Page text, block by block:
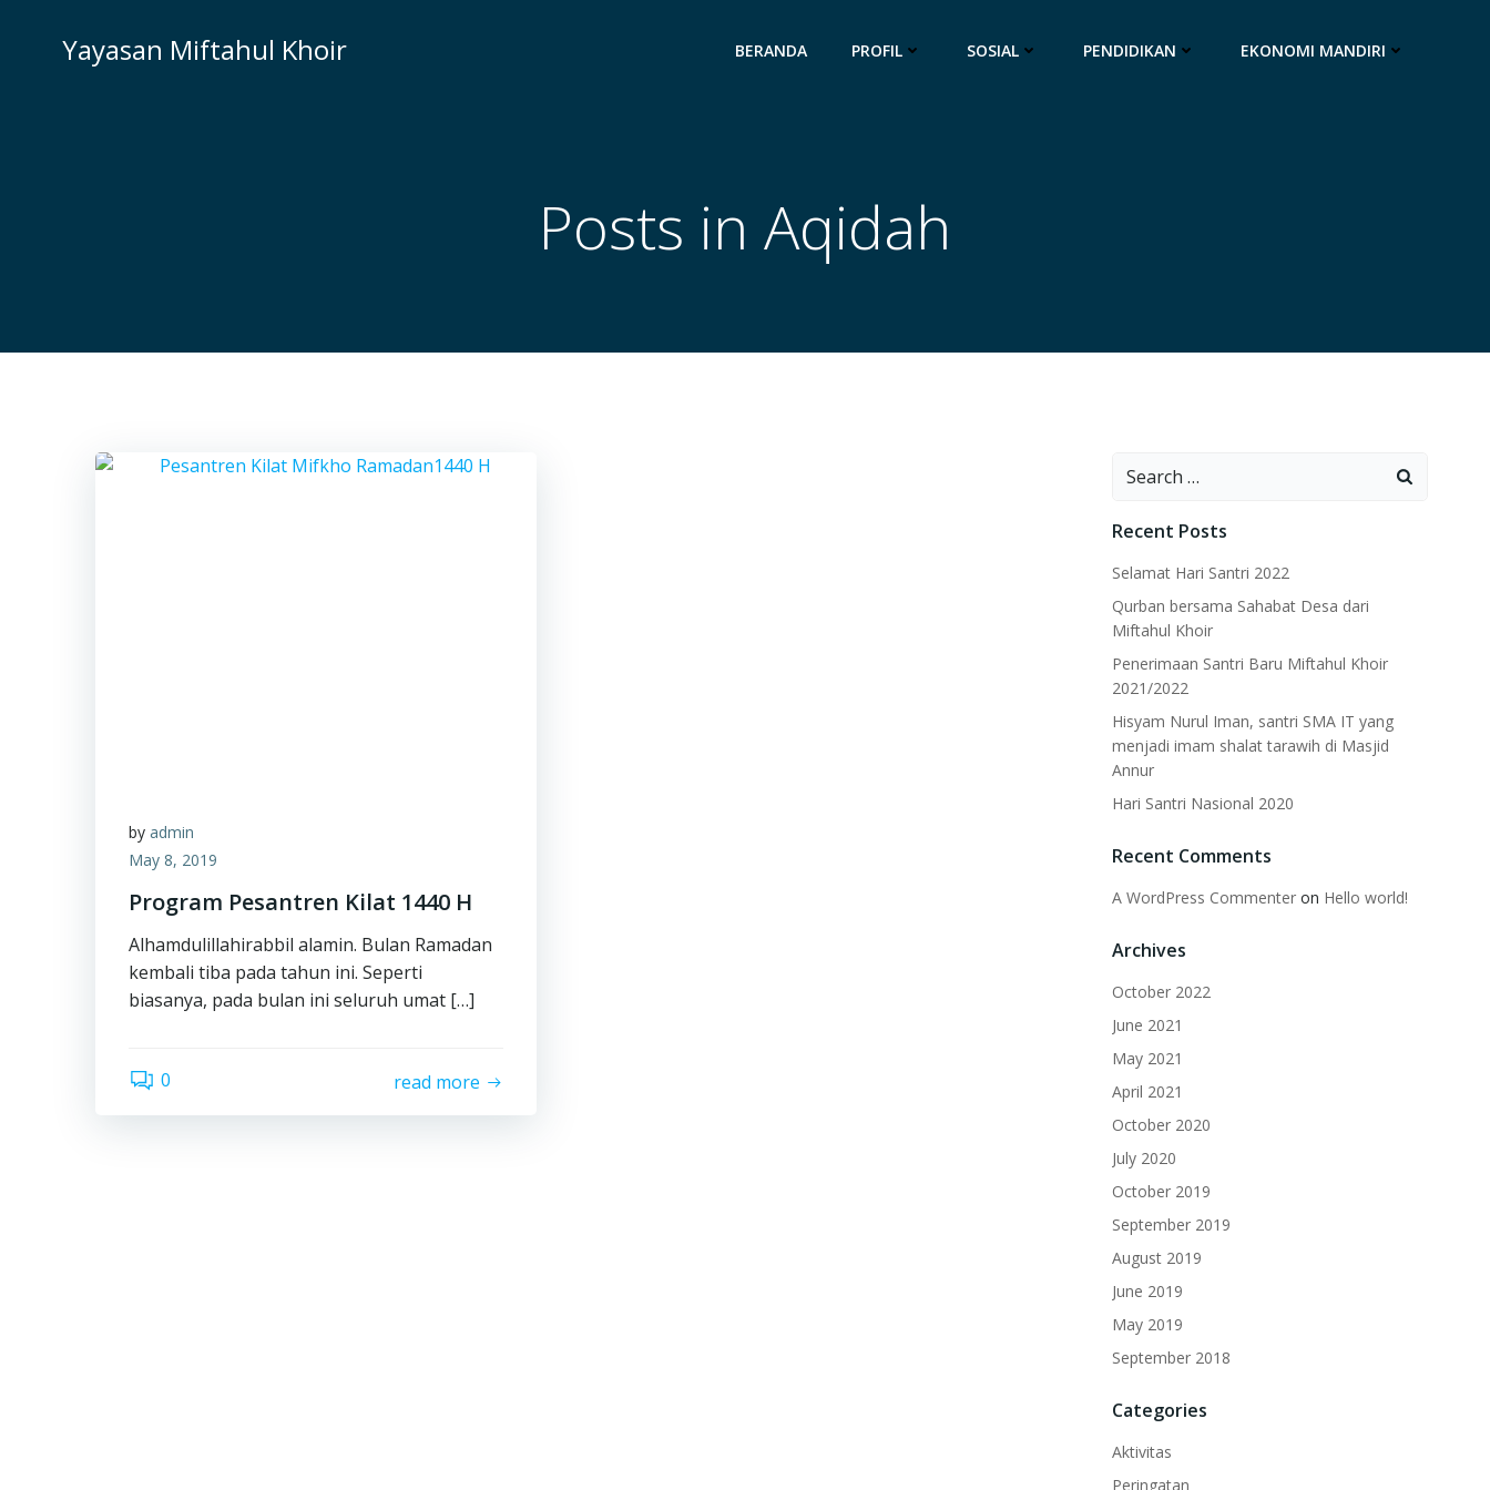
Yayasan Miftahul Khoir BERANDA PROFIL SOSIAL PENDIDIKAN EKONOMI MANDIRI
Posts in Aqidah
by admin
May 8, 2019
Program Pesantren Kilat 1440 H
Alhamdulillahirabbil alamin. Bulan Ramadan
kembali tiba pada tahun ini. Seperti
biasanya, pada bulan ini seluruh umat […]
0 read more
Search
Recent Posts
Selamat Hari Santri 2022
Qurban bersama Sahabat Desa dari
Miftahul Khoir
Penerimaan Santri Baru Miftahul Khoir
2021/2022
Hisyam Nurul Iman, santri SMA IT yang
menjadi imam shalat tarawih di Masjid
Annur
Hari Santri Nasional 2020
Recent Comments
A WordPress Commenteron Hello world!
Archives
October 2022
June 2021
May 2021
April 2021
October 2020
July 2020
October 2019
September 2019
August 2019
June 2019
May 2019
September 2018
Categories
Aktivitas
Peringatan